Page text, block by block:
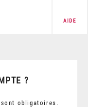
AIDE
?
sont obligatoires.